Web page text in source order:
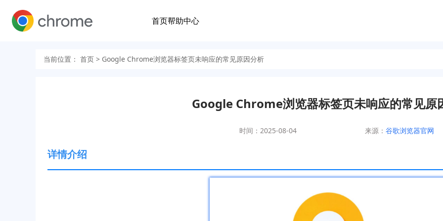
首页帮助中心
当前位置： 首页 > Google Chrome浏览器标签页未响应的常见原因分析
Google Chrome浏览器标签页未响应的常见原
时间：2025-08-04 来源： 谷歌浏览器官网
详情介绍